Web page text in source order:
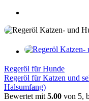
Regeröl für Hunde
Regeröl für Katzen und
Halsumfang)
Bewertet mit 5.00 von 5,